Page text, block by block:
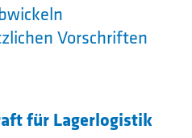
Vorschriften
für Lagerlogistik